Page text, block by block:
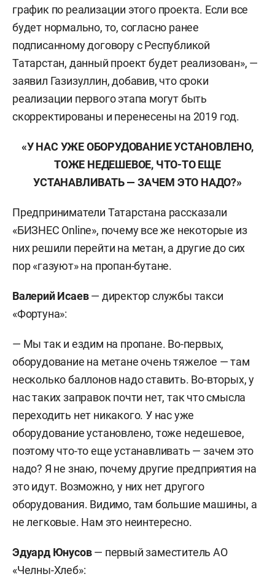
график по реализации этого проекта. Если все
будет нормально, то, согласно ранее
подписанному договору с Республикой
Татарстан, данный проект будет реализован», —
заявил Газизуллин, добавив, что сроки
реализации первого этапа могут быть
скорректированы и перенесены на 2019 год.
«У НАС УЖЕ ОБОРУДОВАНИЕ УСТАНОВЛЕНО,
ТОЖЕ НЕДЕШЕВОЕ, ЧТО-ТО ЕЩЕ
УСТАНАВЛИВАТЬ — ЗАЧЕМ ЭТО НАДО?»
Предприниматели Татарстана рассказали
«БИЗНЕС Online», почему все же некоторые из
них решили перейти на метан, а другие до сих
пор «газуют» на пропан-бутане.
Валерий Исаев— директор службы такси
«Фортуна»:
— Мы так и ездим на пропане. Во-первых,
оборудование на метане очень тяжелое — там
несколько баллонов надо ставить. Во-вторых, у
нас таких заправок почти нет, так что смысла
переходить нет никакого. У нас уже
оборудование установлено, тоже недешевое,
поэтому что-то еще устанавливать — зачем это
надо? Я не знаю, почему другие предприятия на
это идут. Возможно, у них нет другого
оборудования. Видимо, там большие машины, а
не легковые. Нам это неинтересно.
Эдуард Юнусов— первый заместитель АО
«Челны-Хлеб»: